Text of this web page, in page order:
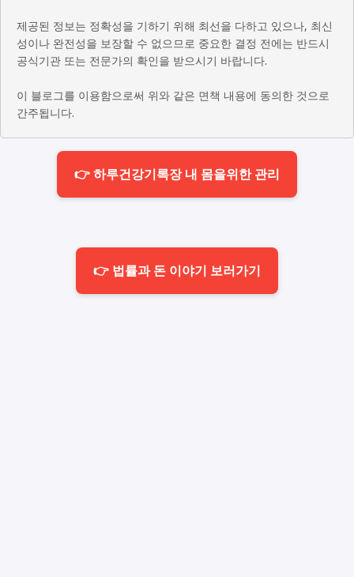
제공된 정보는 정확성을 기하기 위해 최선을 다하고 있으나, 최신
성이나 완전성을 보장할 수 없으므로 중요한 결정 전에는 반드시
공식기관 또는 전문가의 확인을 받으시기 바랍니다.
이 블로그를 이용함으로써 위와 같은 면책 내용에 동의한 것으로
간주됩니다.
👉 하루건강기록장 내 몸을위한 관리
👉 법률과 돈 이야기 보러가기